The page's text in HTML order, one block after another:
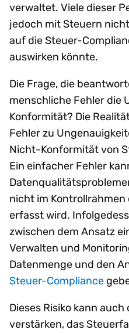
verwaltet. Viele dieser
jedoch mit Steuern
auf die Steuer-
auswirken könnte.
Die Frage, die
menschliche Fehler die
Konformität? Die
Fehler zu
Nicht-Konformität von
Ein einfacher Fehler
nicht im
erfasst wird.
zwischen dem Ansatz
Verwalten und
Datenmenge und den
Steuer-Compliance
Dieses Risiko kann
verstärken, das